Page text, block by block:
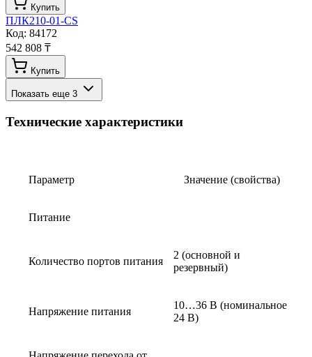
Купить
ПЛК210-01-CS
Код: 84172
542 808 ₸
Купить
Показать еще 3
Технические характеристики
Параметр Значение (свойства)
Питание
Количество портов питания
2 (основной и
резервный)
Напряжение питания
10…36 В (номинальное
24 В)